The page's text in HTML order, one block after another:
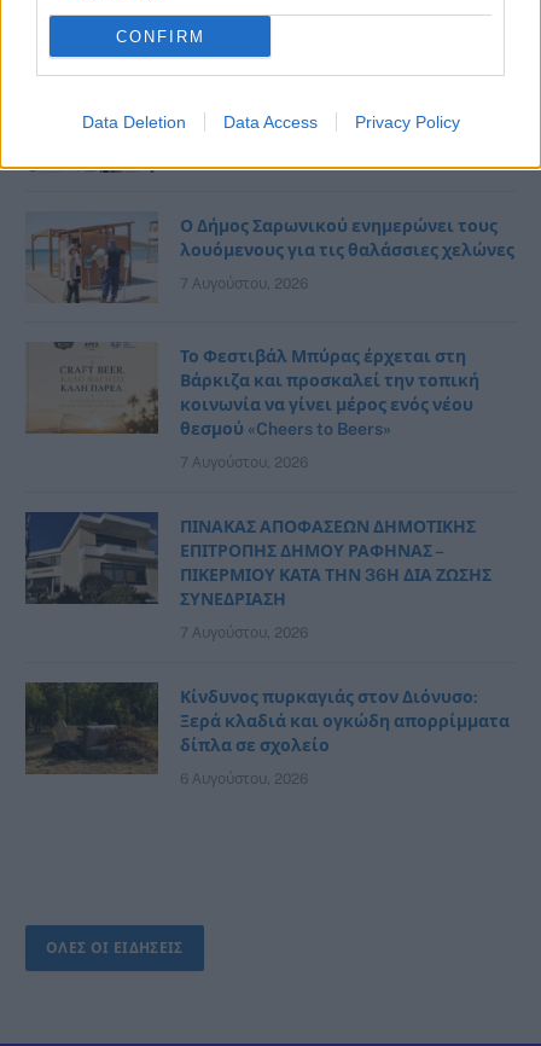
CONFIRM
Data Deletion Data Access Privacy Policy
7 Αυγούστου, 2026
Αρτέμιδος… με ένα κλικ!
Ο Δήμος Σαρωνικού ενημερώνει τους
λουόμενους για τις θαλάσσιες χελώνες
7 Αυγούστου, 2026
Το Φεστιβάλ Μπύρας έρχεται στη
Βάρκιζα και προσκαλεί την τοπική
κοινωνία να γίνει μέρος ενός νέου
θεσμού «Cheers to Beers»
7 Αυγούστου, 2026
ΠΙΝΑΚΑΣ ΑΠΟΦΑΣΕΩΝ ΔΗΜΟΤΙΚΗΣ
ΕΠΙΤΡΟΠΗΣ ΔΗΜΟΥ ΡΑΦΗΝΑΣ –
ΠΙΚΕΡΜΙΟΥ ΚΑΤΑ ΤΗΝ 36Η ΔΙΑ ΖΩΣΗΣ
ΣΥΝΕΔΡΙΑΣΗ
7 Αυγούστου, 2026
Κίνδυνος πυρκαγιάς στον Διόνυσο:
Ξερά κλαδιά και ογκώδη απορρίμματα
δίπλα σε σχολείο
6 Αυγούστου, 2026
ΟΛΕΣ ΟΙ ΕΙΔΗΣΕΙΣ